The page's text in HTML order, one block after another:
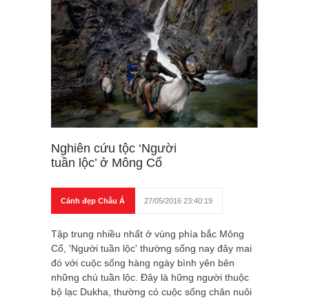
Nghiên cứu tộc ‘Người
tuần lộc’ ở Mông Cổ
Cảnh đẹp Châu Á 27/05/2016 23:40:19
Tập trung nhiều nhất ở vùng phía bắc Mông
Cổ, 'Người tuần lộc' thường sống nay đây mai
đó với cuộc sống hàng ngày bình yên bên
những chú tuần lộc. Đây là hững người thuộc
bộ lạc Dukha, thường có cuộc sống chăn nuôi